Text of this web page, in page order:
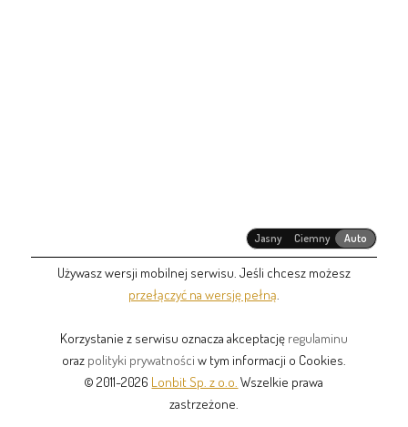
Jasny Ciemny Auto
Używasz wersji mobilnej serwisu. Jeśli chcesz możesz
przełączyć na wersję pełną
Korzystanie z serwisu oznacza akceptację regulaminu
oraz polityki prywatności w tym informacji o Cookies.
© 2011-2026 Lonbit Sp. z o.o. Wszelkie prawa
zastrzeżone.